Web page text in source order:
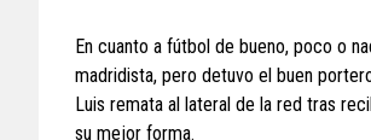
En cuanto a fútbol de bueno, poco o
madridista, pero detuvo el buen
Luis remata al lateral de la red tras
su mejor forma.